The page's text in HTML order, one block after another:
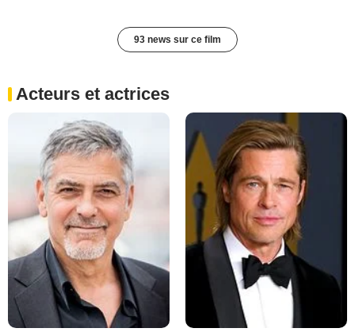
93 news sur ce film
Acteurs et actrices